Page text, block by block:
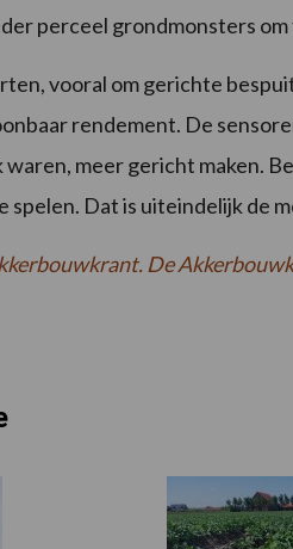
perceel grondmonsters
vooral om gerichte
rendement. De
meer gericht maken.
Dat is uiteindelijk de
De